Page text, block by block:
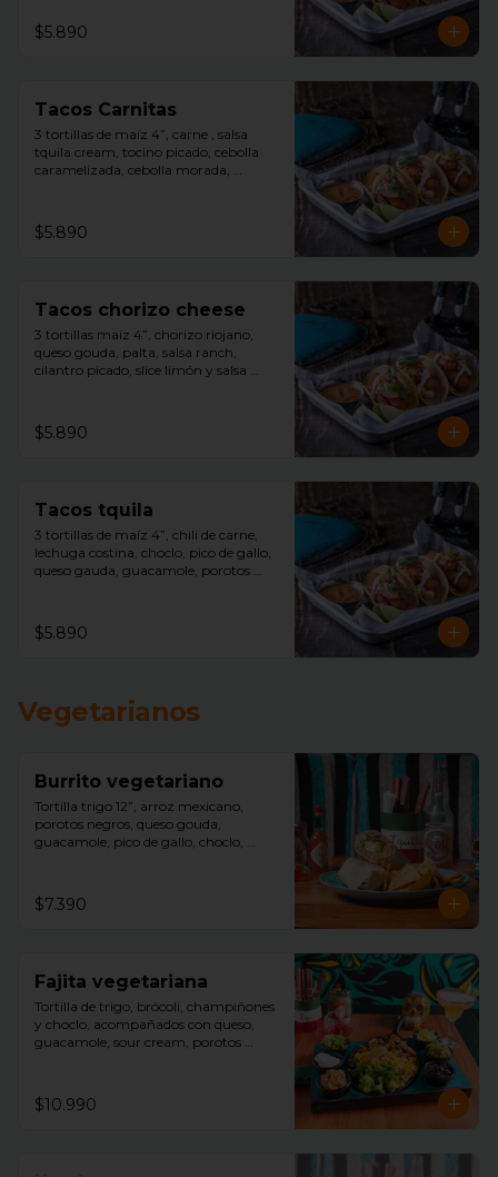
salsa tquila aparte.
$5.890
Tacos Carnitas
3 tortillas de maíz 4”, carne , salsa
tquila cream, tocino picado, cebolla
caramelizada, cebolla morada,
$5.890
Tacos chorizo cheese
3 tortillas maíz 4”, chorizo riojano,
queso gouda, palta, salsa ranch,
cilantro picado, slice limón y salsa
$5.890
Tacos tquila
3 tortillas de maíz 4”, chili de carne,
lechuga costina, choclo, pico de gallo,
queso gauda, guacamole, porotos
tquila aparte.
$5.890
Vegetarianos
Burrito vegetariano
Tortilla trigo 12”, arroz mexicano,
porotos negros, queso gouda,
guacamole, pico de gallo, choclo,
$7.390
Fajita vegetariana
Tortilla de trigo, brócoli, champiñones
y choclo, acompañados con queso,
guacamole, sour cream, porotos
$10.990